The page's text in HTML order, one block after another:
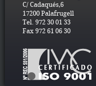
C/ Cadaqués,6
17200 Palafrugell
Tel. 972 30 01 33
Fax 972 61 06 30